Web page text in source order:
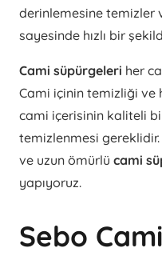
derinlemesine temizler
sayesinde hızlı bir
Cami süpürgeleri her
Cami içinin temizliği ve
cami içerisinin kaliteli
temizlenmesi gereklidir.
ve uzun ömürlü cami
yapıyoruz.
Sebo